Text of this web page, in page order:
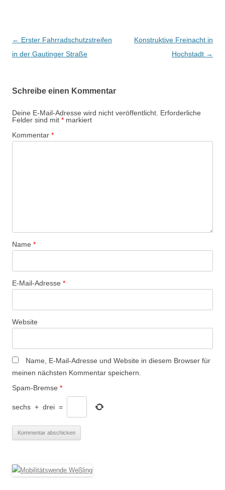
Beitragsnavigation
← Erster Fahrradschutzstreifen
in der Gautinger Straße
Konstruktive Freinacht in
Hochstadt →
Schreibe einen Kommentar
Deine E-Mail-Adresse wird nicht veröffentlicht. Erforderliche
Felder sind mit * markiert
Kommentar *
Name *
E-Mail-Adresse *
Website
Name, E-Mail-Adresse und Website in diesem Browser für
meinen nächsten Kommentar speichern.
Spam-Bremse *
sechs + drei =